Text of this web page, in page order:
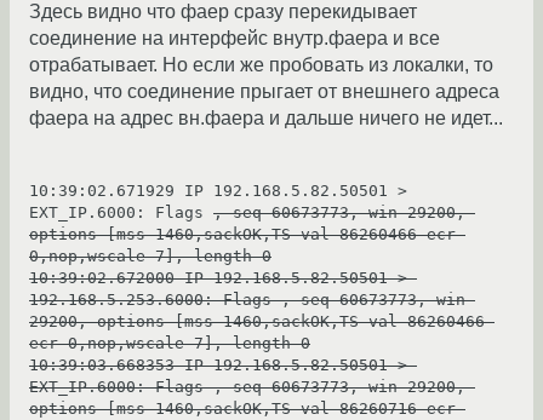
Здесь видно что фаер сразу перекидывает
соединение на интерфейс внутр.фаера и все
отрабатывает. Но если же пробовать из локалки, то
видно, что соединение прыгает от внешнего адреса
фаера на адрес вн.фаера и дальше ничего не идет...
10:39:02.671929 IP 192.168.5.82.50501 >
EXT_IP.6000: Flags , seq 60673773, win 29200,
options [mss 1460,sackOK,TS val 86260466 ecr
0,nop,wscale 7], length 0
10:39:02.672000 IP 192.168.5.82.50501 >
192.168.5.253.6000: Flags , seq 60673773, win
29200, options [mss 1460,sackOK,TS val 86260466
ecr 0,nop,wscale 7], length 0
10:39:03.668353 IP 192.168.5.82.50501 >
EXT_IP.6000: Flags , seq 60673773, win 29200,
options [mss 1460,sackOK,TS val 86260716 ecr